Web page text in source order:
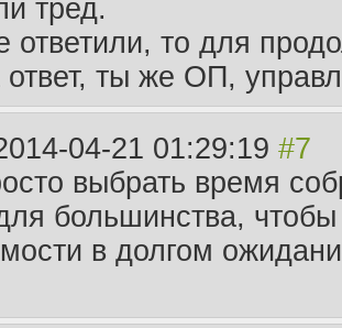
тред.
ответили, то для
ответ, ты же ОП,
04-21 01:29:19
выбрать время
большинства,
в долгом